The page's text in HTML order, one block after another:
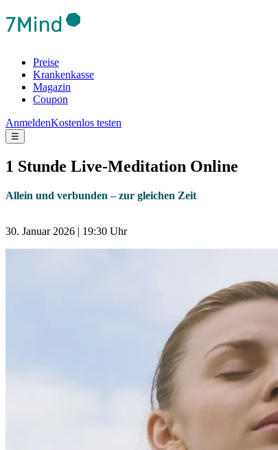
Preise
Krankenkasse
Magazin
Coupon
AnmeldenKostenlos testen
☰
1 Stunde Live-Meditation Online
Allein und verbunden – zur gleichen Zeit
30. Januar 2026 | 19:30 Uhr